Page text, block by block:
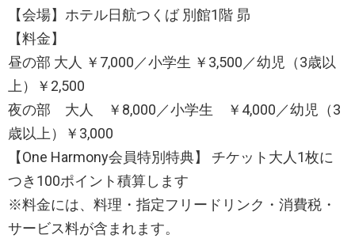
【会場】ホテル日航つくば 別館1階 昴
【料金】
昼の部 大人 ￥7,000／小学生 ￥3,500／幼児（3歳以
上）￥2,500
夜の部 大人 ￥8,000／小学生 ￥4,000／幼児（3
歳以上）￥3,000
【One Harmony会員特別特典】 チケット大人1枚に
つき100ポイント積算します
※料金には、料理・指定フリードリンク・消費税・
サービス料が含まれます。